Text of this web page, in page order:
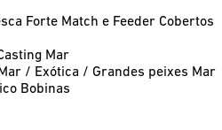
Forte Match e Feeder Cobertos
Mar
Mar / Exótica / Grandes peixes Mar
Bobinas